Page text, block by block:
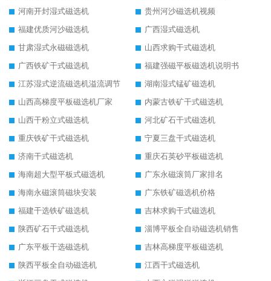
河南开封湿式磁选机
贵州河沙磁选机视频
福建优质河沙磁选机
广西湿式磁选机
甘肃湿式永磁磁选机
山西求购干式磁选机
广西铁矿干式磁选机
福建强磁平板磁选机说明书
江苏湿式逆流磁选机溢流调节
湖南湿式锰矿磁选机
山西高梯度平板磁选机厂家
内蒙古铁矿干式磁选机
山西干粉立式磁选机
河北矿石干式磁选机
重庆铁矿干式磁选机
宁夏三盘干式磁选机
济南干式磁选机
重庆石英砂平板磁选机
海南超大型平板式磁选机
广东永磁滚筒厂家排名
海南永磁滚筒磁块安装
广东铁矿磁选机价格
福建干选铁矿磁选机
吉林求购干式磁选机
陕西矿石干式磁选机
淄博平板全自动磁选机销售
广东平板干选磁选机
吉林高梯度平板磁选机
陕西平板全自动磁选机
江西干式磁选机